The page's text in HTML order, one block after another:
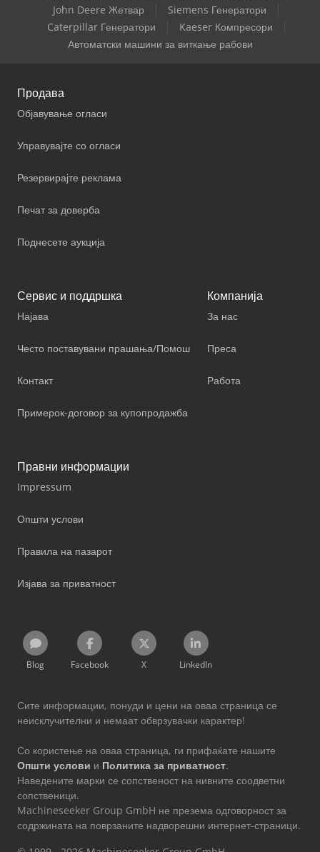
John Deere Жетвар
Siemens Генератори
Caterpillar Генератори
Kaeser Компресори
Автоматски машини за виткање рабови
Продава
Објавување огласи
Управувајте со огласи
Резервирајте реклама
Печат за доверба
Поднесете аукција
Сервис и поддршка
Најава
Често поставувани прашања/Помош
Контакт
Примерок-договор за купопродажба
Компанија
За нас
Преса
Работа
Правни информации
Impressum
Општи услови
Правила на пазарот
Изјава за приватност
Blog Facebook X LinkedIn
Сите информации, понуди и цени на оваа страница се
неисклучителни и немаат обврзувачки карактер!
Со користење на оваа страница, ги прифаќате нашите
Општи услови и Политика за приватност.
Наведените марки се сопственост на нивните соодветни
сопственици.
Machineseeker Group GmbH не презема одговорност за
содржината на поврзаните надворешни интернет-страници.